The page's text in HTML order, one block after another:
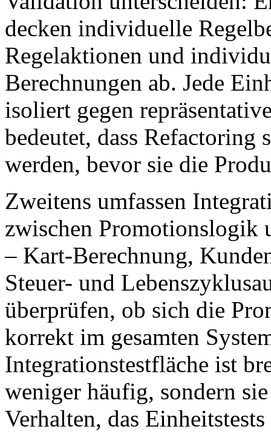
decken individuelle
Regelaktionen und
Berechnungen ab. Jede
isoliert gegen
bedeutet, dass Refactoring
werden, bevor sie die
Zweitens umfassen
zwischen Promotionslogik
– Kart-Berechnung,
Steuer- und
überprüfen, ob sich die
korrekt im gesamten
Integrationstestfläche ist
weniger häufig, sondern
Verhalten, das